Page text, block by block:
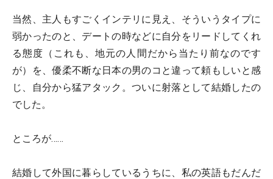
当然、主人もすごくインテリに見え、そういうタイプに
弱かったのと、デートの時などに自分をリードしてくれ
る態度（これも、地元の人間だから当たり前なのです
が）を、優柔不断な日本の男のコと違って頼もしいと感
じ、自分から猛アタック。ついに射落として結婚したの
でした。
ところが……
結婚して外国に暮らしているうちに、私の英語もだんだ